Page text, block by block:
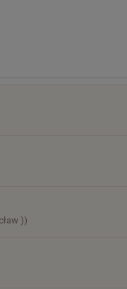
))